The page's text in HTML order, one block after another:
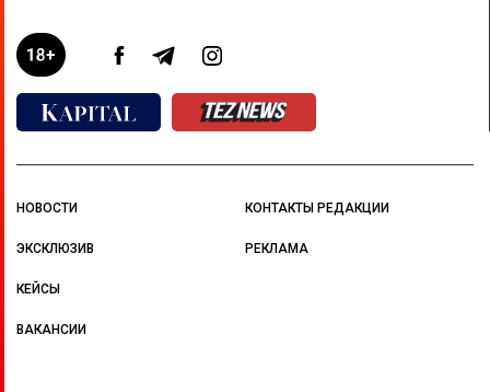
НОВОСТИ
ЭКСКЛЮЗИВ
КЕЙСЫ
ВАКАНСИИ
КОНТАКТЫ РЕДАКЦИИ
РЕКЛАМА